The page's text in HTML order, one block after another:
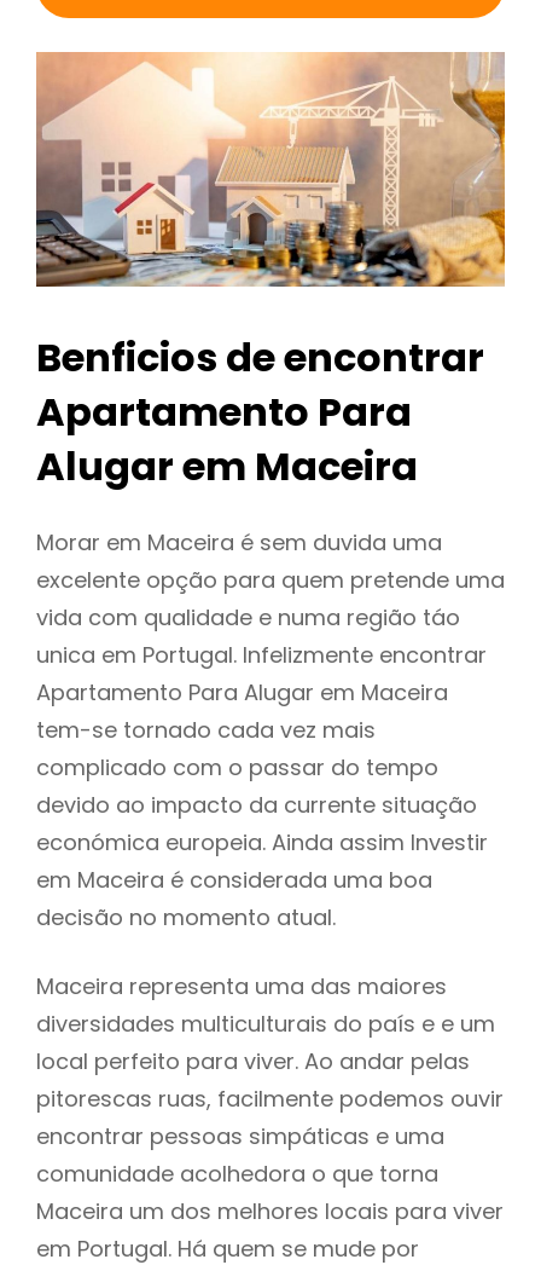
Benficios de encontrar
Apartamento Para
Alugar em Maceira
Morar em Maceira é sem duvida uma
excelente opção para quem pretende uma
vida com qualidade e numa região táo
unica em Portugal. Infelizmente encontrar
Apartamento Para Alugar em Maceira
tem-se tornado cada vez mais
complicado com o passar do tempo
devido ao impacto da currente situação
económica europeia. Ainda assim Investir
em Maceira é considerada uma boa
decisão no momento atual.
Maceira representa uma das maiores
diversidades multiculturais do país e e um
local perfeito para viver. Ao andar pelas
pitorescas ruas, facilmente podemos ouvir
encontrar pessoas simpáticas e uma
comunidade acolhedora o que torna
Maceira um dos melhores locais para viver
em Portugal. Há quem se mude por